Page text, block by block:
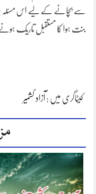
سے بچانے کے لیے اس مسئلہ
بنت ہوا کا مستقبل تاریک
کیٹاگری میں : آزاد کشمیر